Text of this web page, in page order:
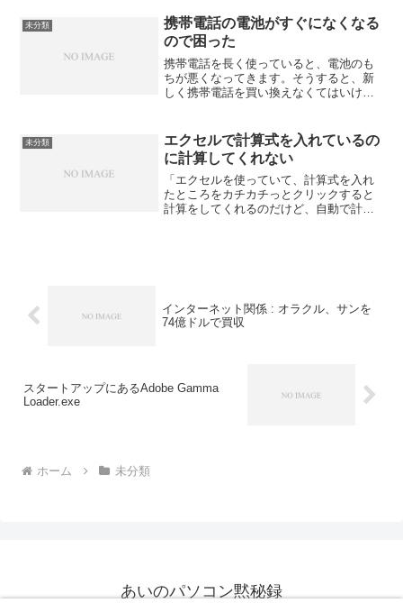
ックして...
未分類
携帯電話の電池がすぐになくなる
ので困った
携帯電話を長く使っていると、電池のも
ちが悪くなってきます。そうすると、新
しく携帯電話を買い換えなくてはいけな
いいのです！先日、たまたまお客様の携
帯電話(NTT doco...
未分類
エクセルで計算式を入れているの
に計算してくれない
「エクセルを使っていて、計算式を入れ
たところをカチカチっとクリックすると
計算をしてくれるのだけど、自動で計算
インターネット関係 : オラクル、サンを
74億ドルで買収
スタートアップにあるAdobe Gamma
Loader.exe
ホーム 未分類
あいのパソコン黙秘録